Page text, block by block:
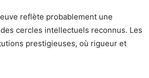
reflète probablement une
cercles intellectuels reconnus. Les
prestigieuses, où rigueur et